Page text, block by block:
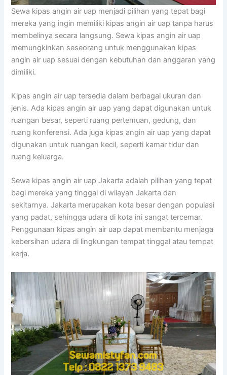
Sewa kipas angin air uap menjadi pilihan yang tepat bagi
mereka yang ingin memiliki kipas angin air uap tanpa harus
membelinya secara langsung. Sewa kipas angin air uap
memungkinkan seseorang untuk menggunakan kipas
angin air uap sesuai dengan kebutuhan dan anggaran yang
dimiliki.
Kipas angin air uap tersedia dalam berbagai ukuran dan
jenis. Ada kipas angin air uap yang dapat digunakan untuk
ruangan besar, seperti ruang pertemuan, gedung, dan
ruang konferensi. Ada juga kipas angin air uap yang dapat
digunakan untuk ruangan kecil, seperti kamar tidur dan
ruang keluarga.
Sewa kipas angin air uap Jakarta adalah pilihan yang tepat
bagi mereka yang tinggal di wilayah Jakarta dan
sekitarnya. Jakarta merupakan kota besar dengan populasi
yang padat, sehingga udara di kota ini sangat tercemar.
Penggunaan kipas angin air uap dapat membantu menjaga
kebersihan udara di lingkungan tempat tinggal atau tempat
kerja.